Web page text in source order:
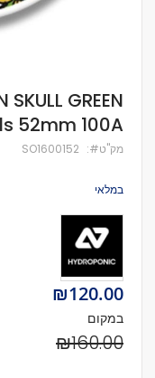
לדלג
להתחלה
של
תמונות
GREEN
52mm 100A
מק''ט SO1600152
במלאי
Special
Price
₪120.00
במקום
₪160.00